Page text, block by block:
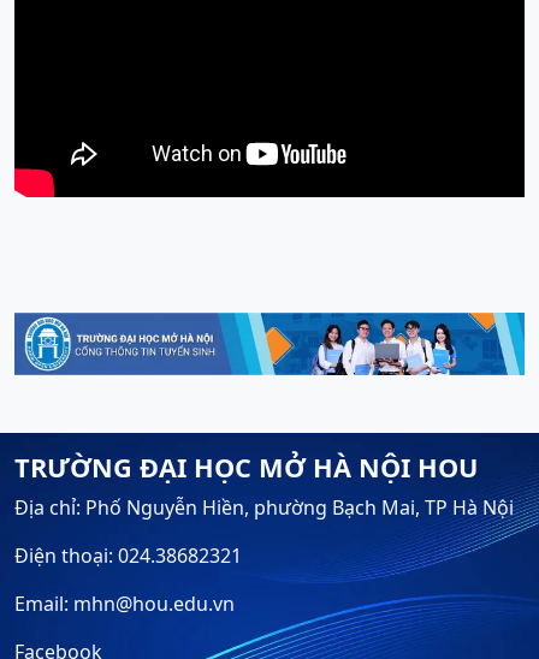
TRƯỜNG ĐẠI HỌC MỞ HÀ NỘI HOU
Địa chỉ: Phố Nguyễn Hiền, phường Bạch Mai, TP Hà Nội
Điện thoại: 024.38682321
Email: mhn@hou.edu.vn
Facebook